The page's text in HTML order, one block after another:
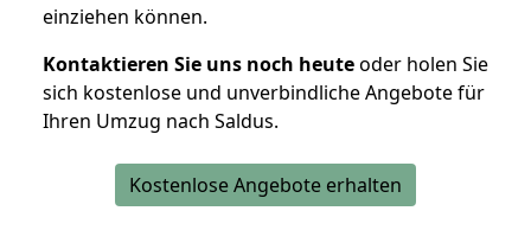
einziehen können.
Kontaktieren Sie uns noch heuteoder holen Sie
sich kostenlose und unverbindliche Angebote für
Ihren Umzug nach Saldus.
Kostenlose Angebote erhalten